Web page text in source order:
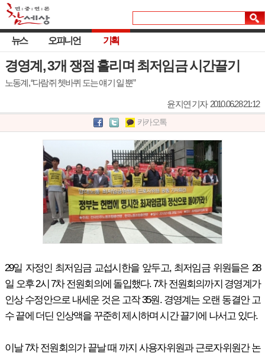
뉴스 오피니언 기획
경영계, 3개 쟁점 흘리며 최저임금 시간끌기
노동계, “다람쥐 쳇바퀴 도는 얘기 일 뿐”
윤지연 기자 2010.06.28 21:12
카카오톡
29일 자정인 최저임금 교섭시한을 앞두고, 최저임금 위원들은 28
일 오후 2시 7차 전원회의에 돌입했다. 7차 전원회의까지 경영계가
인상 수정안으로 내세운 것은 고작 35원. 경영계는 오랜 동결안 고
수 끝에 더딘 인상액을 꾸준히 제시하며 시간 끌기에 나서고 있다.
이날 7차 전원회의가 끝날 때 까지 사용자위원과 근로자위원간 논